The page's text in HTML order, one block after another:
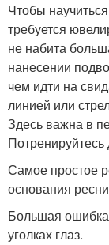
Чтобы
требуется
не набита
нанесении
чем идти на
линией или
Здесь важна в
Потренируйтесь
Самое простое
основания
Большая
уголках глаз.